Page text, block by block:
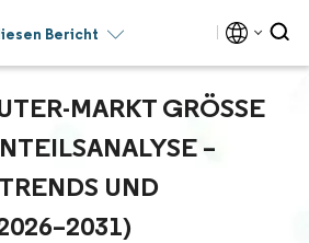
Bericht
MARKT GRÖSSE U
– W
UND P